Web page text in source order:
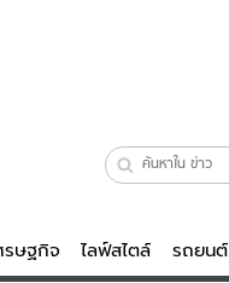
รษฐกิจ ไลฟ์สไตล์ รถยนต์